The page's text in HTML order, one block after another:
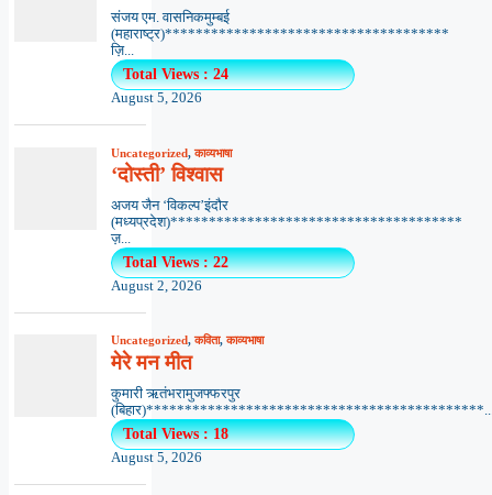
संजय एम. वासनिकमुम्बई
(महाराष्ट्र)*************************************
ज़ि...
Total Views : 24
August 5, 2026
Uncategorized,काव्यभाषा
‘दोस्ती’ विश्वास
अजय जैन ‘विकल्प’इंदौर
(मध्यप्रदेश)**************************************
ज़...
Total Views : 22
August 2, 2026
Uncategorized,कविता,काव्यभाषा
मेरे मन मीत
कुमारी ऋतंभरामुजफ्फरपुर
Total Views : 18
August 5, 2026